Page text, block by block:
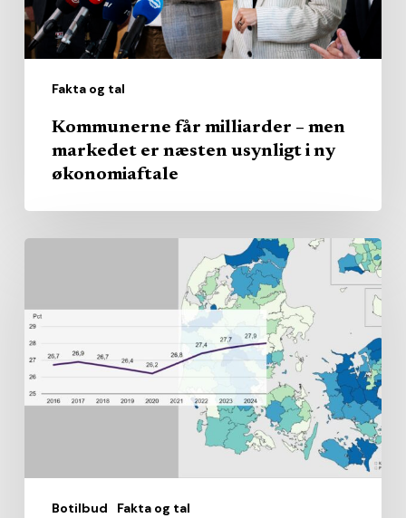
Fakta og tal
næsten
usynligt
økonomiaftale
Kommunerne får milliarder – men
markedet er næsten usynligt i ny
økonomiaftale
Botilbud Fakta og tal
op
for
samarbejdet
med